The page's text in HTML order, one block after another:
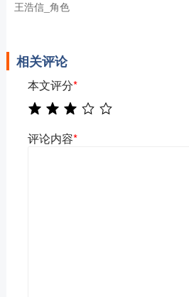
王浩信_角色
相关评论
本文评分*
评论内容*